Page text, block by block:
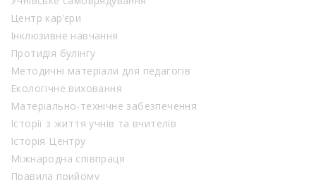
Центр кар’єри
Інклюзивне навчання
Протидія булінгу
Методичні матеріали для педагогів
Екологічне виховання
Матеріально-технічне забезпечення
Історії з життя учнів та вчителів
Історія Центру
Міжнародна співпраця
Правила прийому